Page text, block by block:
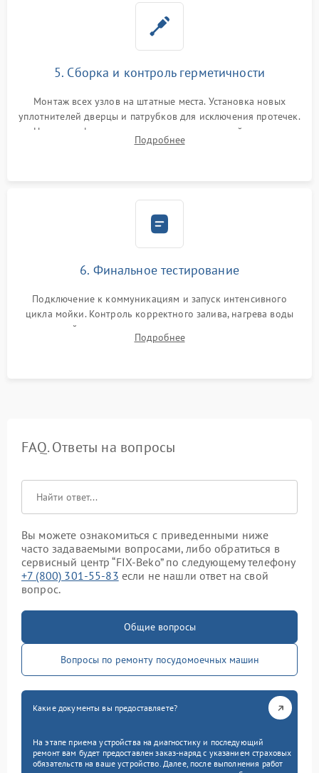
5. Сборка и контроль герметичности
Монтаж всех узлов на штатные места. Установка новых
уплотнителей дверцы и патрубков для исключения протечек.
Надежная фиксация хомутов гидравлической системы,
сборка корпуса и установка датчика поплавка.
Подробнее
6. Финальное тестирование
Подключение к коммуникациям и запуск интенсивного
цикла мойки. Контроль корректного залива, нагрева воды
до нужной температуры, отсутствия посторонних шумов,
штатного слива и абсолютной сухости в поддоне.
Подробнее
FAQ. Ответы на вопросы
Вы можете ознакомиться с приведенными ниже
часто задаваемыми вопросами, либо обратиться в
сервисный центр “FIX-Beko” по следующему телефону
+7 (800) 301-55-83 если не нашли ответ на свой
вопрос.
Общие вопросы
Вопросы по ремонту посудомоечных машин
Какие документы вы предоставляете?
На этапе приема устройства на диагностику и последующий
ремонт вам будет предоставлен заказ-наряд с указанием страховых
обязательств на ваше устройство. Далее, после выполнения работ